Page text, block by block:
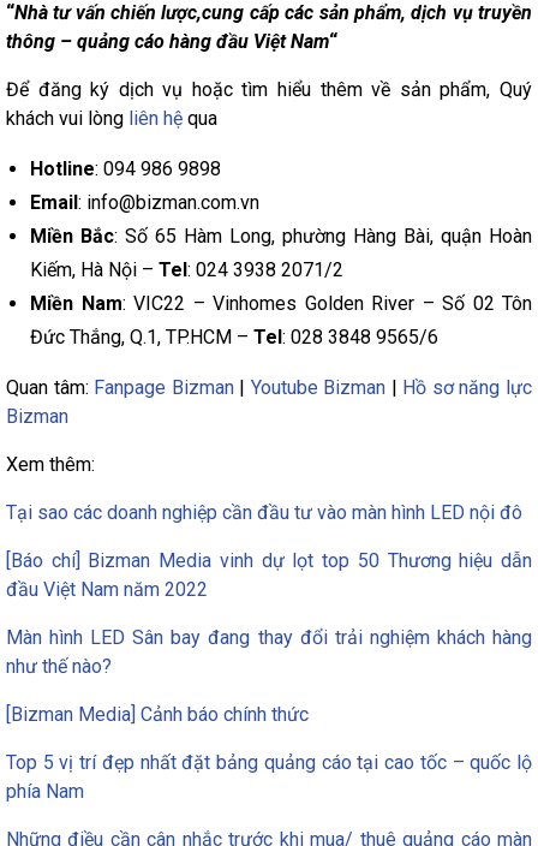
“Nhà tư vấn chiến lược,cung cấp các sản phẩm, dịch vụ truyền
thông – quảng cáo hàng đầu Việt Nam“
Để đăng ký dịch vụ hoặc tìm hiểu thêm về sản phẩm, Quý
khách vui lòng liên hệ qua
Hotline: 094 986 9898
Email: info@bizman.com.vn
Miền Bắc: Số 65 Hàm Long, phường Hàng Bài, quận Hoàn
Kiếm, Hà Nội – Tel: 024 3938 2071/2
Miền Nam: VIC22 – Vinhomes Golden River – Số 02 Tôn
Đức Thắng, Q.1, TP.HCM – Tel: 028 3848 9565/6
Quan tâm: Fanpage Bizman| Youtube Bizman | Hồ sơ năng lực
Bizman
Xem thêm:
Tại sao các doanh nghiệp cần đầu tư vào màn hình LED nội đô
[Báo chí] Bizman Media vinh dự lọt top 50 Thương hiệu dẫn
đầu Việt Nam năm 2022
Màn hình LED Sân bay đang thay đổi trải nghiệm khách hàng
như thế nào?
[Bizman Media] Cảnh báo chính thức
Top 5 vị trí đẹp nhất đặt bảng quảng cáo tại cao tốc – quốc lộ
phía Nam
Những điều cần cân nhắc trước khi mua/ thuê quảng cáo màn